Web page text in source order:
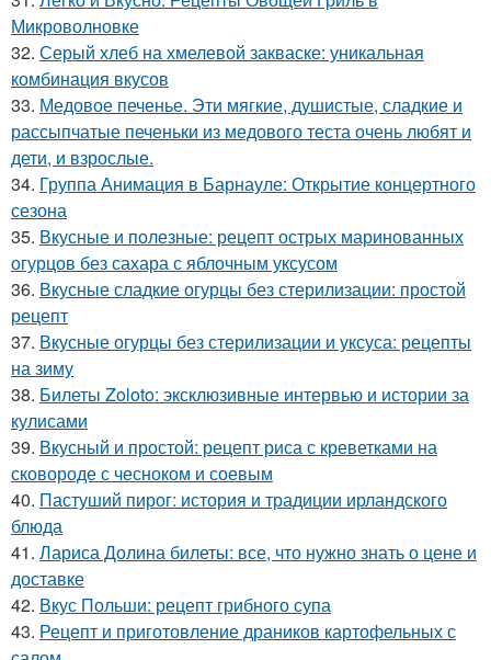
Микроволновке
32. Серый хлеб на хмелевой закваске: уникальная
комбинация вкусов
33. Медовое печенье. Эти мягкие, душистые, сладкие и
рассыпчатые печеньки из медового теста очень любят и
дети, и взрослые.
34. Группа Анимация в Барнауле: Открытие концертного
сезона
35. Вкусные и полезные: рецепт острых маринованных
огурцов без сахара с яблочным уксусом
36. Вкусные сладкие огурцы без стерилизации: простой
рецепт
37. Вкусные огурцы без стерилизации и уксуса: рецепты
на зиму
38. Билеты Zoloto: эксклюзивные интервью и истории за
кулисами
39. Вкусный и простой: рецепт риса с креветками на
сковороде с чесноком и соевым
40. Пастуший пирог: история и традиции ирландского
блюда
41. Лариса Долина билеты: все, что нужно знать о цене и
доставке
42. Вкус Польши: рецепт грибного супа
43. Рецепт и приготовление драников картофельных с